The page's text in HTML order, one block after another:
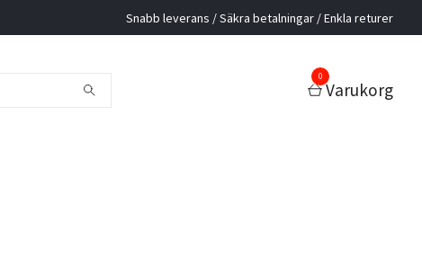
Snabb leverans / Säkra betalningar / Enkla returer
0
Varukorg